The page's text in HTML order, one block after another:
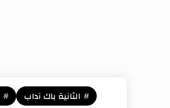
الثانية باك آداب